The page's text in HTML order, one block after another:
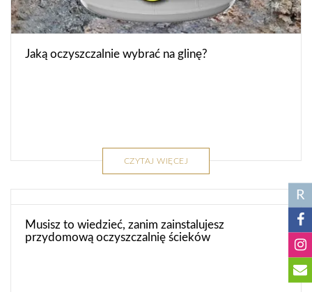
R
Jaką oczyszczalnie wybrać na glinę?
CZYTAJ WIĘCEJ
Musisz to wiedzieć, zanim zainstalujesz
przydomową oczyszczalnię ścieków